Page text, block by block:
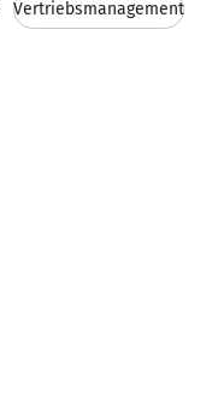
Vertriebsmanagement